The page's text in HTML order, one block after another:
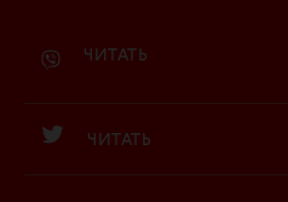
ЧИТАТЬ
ЧИТАТЬ